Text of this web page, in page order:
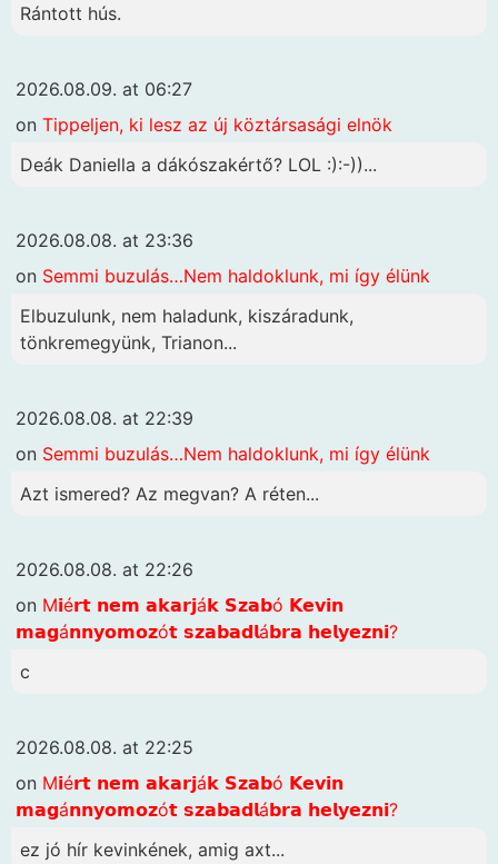
Rántott hús.
2026.08.09. at 06:27
on Tippeljen, ki lesz az új köztársasági elnök
Deák Daniella a dákószakértő? LOL :):-))...
2026.08.08. at 23:36
on Semmi buzulás…Nem haldoklunk, mi így élünk
Elbuzulunk, nem haladunk, kiszáradunk,
tönkremegyünk, Trianon...
2026.08.08. at 22:39
on Semmi buzulás…Nem haldoklunk, mi így élünk
Azt ismered? Az megvan? A réten...
2026.08.08. at 22:26
on M𝗶é𝗿𝘁 𝗻𝗲𝗺 𝗮𝗸𝗮𝗿𝗷á𝗸 𝗦𝘇𝗮𝗯ó 𝗞𝗲𝘃𝗶𝗻
𝗺𝗮𝗴á𝗻𝗻𝘆𝗼𝗺𝗼𝘇ó𝘁 𝘀𝘇𝗮𝗯𝗮𝗱𝗹á𝗯𝗿𝗮 𝗵𝗲𝗹𝘆𝗲𝘇𝗻𝗶?
c
2026.08.08. at 22:25
on M𝗶é𝗿𝘁 𝗻𝗲𝗺 𝗮𝗸𝗮𝗿𝗷á𝗸 𝗦𝘇𝗮𝗯ó 𝗞𝗲𝘃𝗶𝗻
𝗺𝗮𝗴á𝗻𝗻𝘆𝗼𝗺𝗼𝘇ó𝘁 𝘀𝘇𝗮𝗯𝗮𝗱𝗹á𝗯𝗿𝗮 𝗵𝗲𝗹𝘆𝗲𝘇𝗻𝗶?
ez jó hír kevinkének, amig axt...